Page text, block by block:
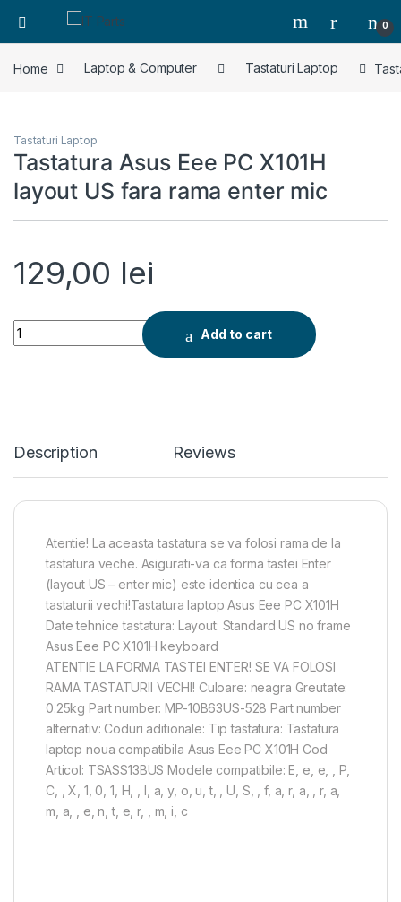
0
Home Laptop & Computer Tastaturi Laptop
Tastaturi Laptop
Tastatura Asus Eee PC X101H
layout US fara rama enter mic
129,00 lei
Tastatura Asus Eee PC X101H layout US fara rama enter mic
Add to cart
Description Reviews
Atentie! La aceasta tastatura se va folosi rama de la
tastatura veche. Asigurati-va ca forma tastei Enter
(layout US – enter mic) este identica cu cea a
tastaturii vechi!Tastatura laptop Asus Eee PC X101H
Date tehnice tastatura: Layout: Standard US no frame
Asus Eee PC X101H keyboard
ATENTIE LA FORMA TASTEI ENTER! SE VA FOLOSI
RAMA TASTATURII VECHI! Culoare: neagra Greutate:
0.25kg Part number: MP-10B63US-528 Part number
alternativ: Coduri aditionale: Tip tastatura: Tastatura
laptop noua compatibila Asus Eee PC X101H Cod
Articol: TSASS13BUS Modele compatibile: E, e, e, , P,
C, , X, 1, 0, 1, H, , l, a, y, o, u, t, , U, S, , f, a, r, a, , r, a,
m, a, , e, n, t, e, r, , m, i, c